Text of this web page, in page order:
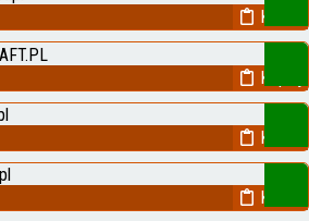
Kopiuj
Kopiuj
Kopiuj
Kopiuj